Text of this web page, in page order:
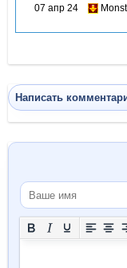
07 апр 24
Написать